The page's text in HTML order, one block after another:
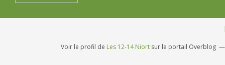
Voir le profil de Les 12-14 Niort sur le portail Overblog